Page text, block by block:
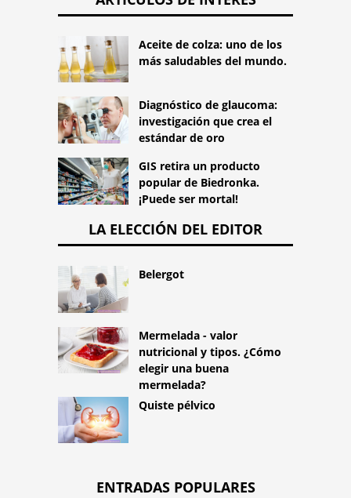
Aceite de colza: uno de los
más saludables del mundo.
Diagnóstico de glaucoma:
investigación que crea el
estándar de oro
GIS retira un producto
popular de Biedronka.
¡Puede ser mortal!
LA ELECCIÓN DEL EDITOR
Belergot
Mermelada - valor
nutricional y tipos. ¿Cómo
elegir una buena
mermelada?
Quiste pélvico
ENTRADAS POPULARES